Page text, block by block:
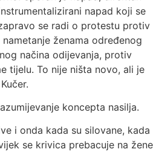
napad koji se
se radi o protestu protiv
ženama određenog
načina odijevanja, protiv
tijelu. To nije ništa novo, ali je
koncepta nasilja.
i onda kada su silovane, kada
se krivica prebacuje na žene